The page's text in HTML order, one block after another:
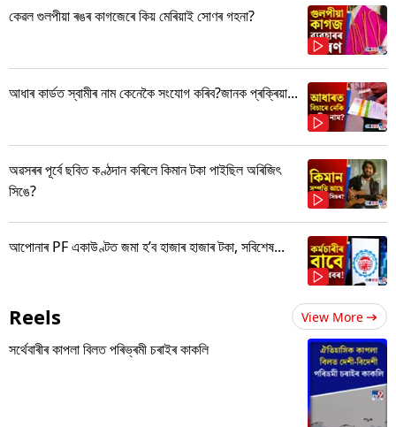
কেৱল গুলপীয়া ৰঙৰ কাগজেৰে কিয় মেৰিয়াই সোণৰ গহনা?
আধাৰ কাৰ্ডত স্বামীৰ নাম কেনেকৈ সংযোগ কৰিব?জানক প্ৰক্ৰিয়া...
অৱসৰৰ পূৰ্বে ছবিত কণ্ঠদান কৰিলে কিমান টকা পাইছিল অৰিজিৎ
সিঙে?
আপোনাৰ PF একাউণ্টত জমা হ’ব হাজাৰ হাজাৰ টকা, সবিশেষ...
Reels View More
সৰ্থেবাৰীৰ কাপলা বিলত পৰিভ্ৰমী চৰাইৰ কাকলি